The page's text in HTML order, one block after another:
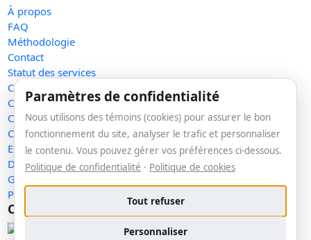
À propos
FAQ
Méthodologie
Contact
Statut des services
Confidentialité
Conditions d'utilisation
Conditions de vente
Cookies
Exercer mes droits
Demande de retrait
Gérer les témoins
Plan du site
Communauté
Paramètres de confidentialité
Nous utilisons des témoins (cookies) pour assurer le bon
fonctionnement du site, analyser le trafic et personnaliser
le contenu. Vous pouvez gérer vos préférences ci-dessous.
Politique de confidentialité · Politique de cookies
Tout refuser
Personnaliser